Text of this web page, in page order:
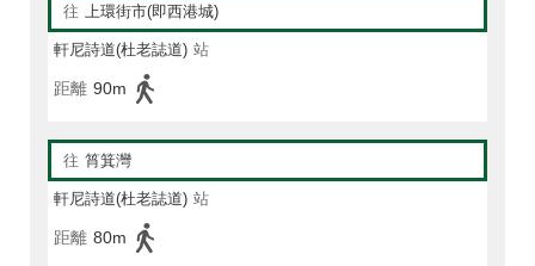
往 上環街市(即西港城)
軒尼詩道(杜老誌道) 站
距離 90m
往 筲箕灣
軒尼詩道(杜老誌道) 站
距離 80m